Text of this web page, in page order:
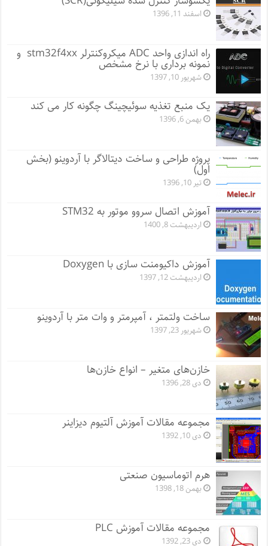
اسفند 11, 1396
راه اندازی واحد ADC میکروکنترلر stm32f4xx و
نمونه برداری با نرخ مشخص
شهریور 10, 1397
یک منبع تغذیه سوئیچینگ چگونه کار می کند
بهمن 6, 1396
پروژه طراحی و ساخت دیتالاگر با آردوینو (بخش
اول)
تیر 10, 1396
آموزش اتصال سروو موتور به STM32
اردیبهشت 8, 1400
آموزش داکیومنت سازی با Doxygen
اردیبهشت 12, 1397
ساخت ولتمتر ، آمپرمتر و وات متر با آردوینو
شهریور 23, 1397
خازن‌های متغیر – انواع خازن‌ها
دی 28, 1396
مجموعه مقالات آموزش آلتیوم دیزاینر
دی 10, 1392
هرم اتوماسیون صنعتی
بهمن 18, 1398
مجموعه مقالات آموزش PLC
دی 23, 1392